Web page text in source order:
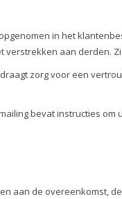
in het
aan derden.
zorg voor een
bevat instructies om
aan de overeenkomst,